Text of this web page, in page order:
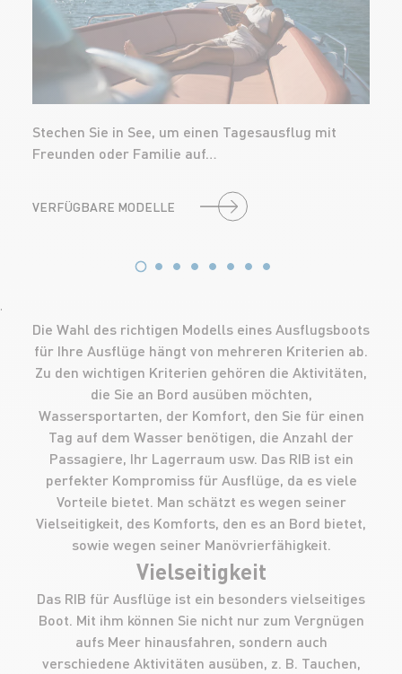
Stechen Sie in See, um einen Tagesausflug mit
Freunden oder Familie auf…
VERFÜGBARE MODELLE
'
Die Wahl des richtigen Modells eines Ausflugsboots
für Ihre Ausflüge hängt von mehreren Kriterien ab.
Zu den wichtigen Kriterien gehören die Aktivitäten,
die Sie an Bord ausüben möchten,
Wassersportarten, der Komfort, den Sie für einen
Tag auf dem Wasser benötigen, die Anzahl der
Passagiere, Ihr Lagerraum usw. Das RIB ist ein
perfekter Kompromiss für Ausflüge, da es viele
Vorteile bietet. Man schätzt es wegen seiner
Vielseitigkeit, des Komforts, den es an Bord bietet,
sowie wegen seiner Manövrierfähigkeit.
Vielseitigkeit
Das RIB für Ausflüge ist ein besonders vielseitiges
Boot. Mit ihm können Sie nicht nur zum Vergnügen
aufs Meer hinausfahren, sondern auch
verschiedene Aktivitäten ausüben, z. B. Tauchen,